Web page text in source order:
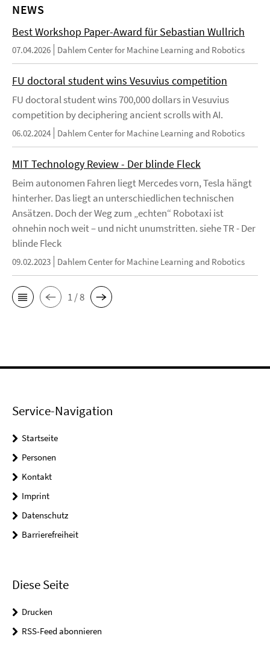
NEWS
Best Workshop Paper-Award für Sebastian Wullrich
07.04.2026 Dahlem Center for Machine Learning and Robotics
FU doctoral student wins Vesuvius competition
FU doctoral student wins 700,000 dollars in Vesuvius
competition by deciphering ancient scrolls with AI.
06.02.2024 Dahlem Center for Machine Learning and Robotics
MIT Technology Review - Der blinde Fleck
Beim autonomen Fahren liegt Mercedes vorn, Tesla hängt
hinterher. Das liegt an unterschiedlichen technischen
Ansätzen. Doch der Weg zum „echten“ Robotaxi ist
ohnehin noch weit – und nicht unumstritten. siehe TR - Der
blinde Fleck
09.02.2023 Dahlem Center for Machine Learning and Robotics
1 / 8
Service-Navigation
Startseite
Personen
Kontakt
Imprint
Datenschutz
Barrierefreiheit
Diese Seite
Drucken
RSS-Feed abonnieren